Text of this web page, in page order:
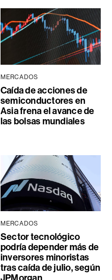
MERCADOS
Caída de acciones de
semiconductores en
Asia frena el avance de
las bolsas mundiales
MERCADOS
Sector tecnológico
podría depender más de
inversores minoristas
tras caída de julio, según